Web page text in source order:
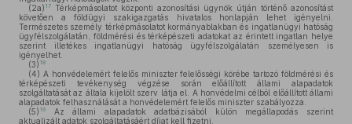
(2a) 17
Térképmásolatot központi azonosítási ügynök útján történő azonosítást
követően a földügyi szakigazgatás hivatalos honlapján lehet igényelni.
Természetes személy térképmásolatot kormányablakban és ingatlanügyi hatóság
ügyfélszolgálatán, földmérési és térképészeti adatokat az érintett ingatlan helye
szerint illetékes ingatlanügyi hatóság ügyfélszolgálatán személyesen is
igényelhet.
(3) 18
(4) A honvédelemért felelős miniszter felelősségi körébe tartozó földmérési és
térképészeti tevékenység végzése során előállított állami alapadatok
szolgáltatását az általa kijelölt szerv látja el. A honvédelmi célból előállított állami
alapadatok felhasználását a honvédelemért felelős miniszter szabályozza.
(5) 19
Az állami alapadatok adatbázisából külön megállapodás szerint
aktualizált adatok szolgáltatásáért díjat kell fizetni.